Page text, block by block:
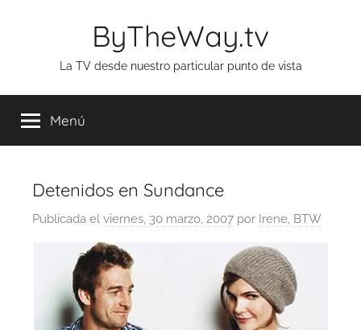
ByTheWay.tv
La TV desde nuestro particular punto de vista
Menú
Detenidos en Sundance
Publicada el viernes, 30 marzo, 2007 por Irene, BTW